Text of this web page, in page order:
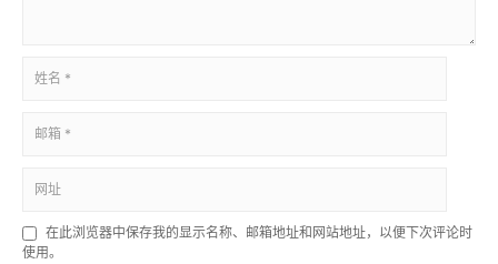
在此浏览器中保存我的显示名称、邮箱地址和网站地址，以便下次评论时
使用。